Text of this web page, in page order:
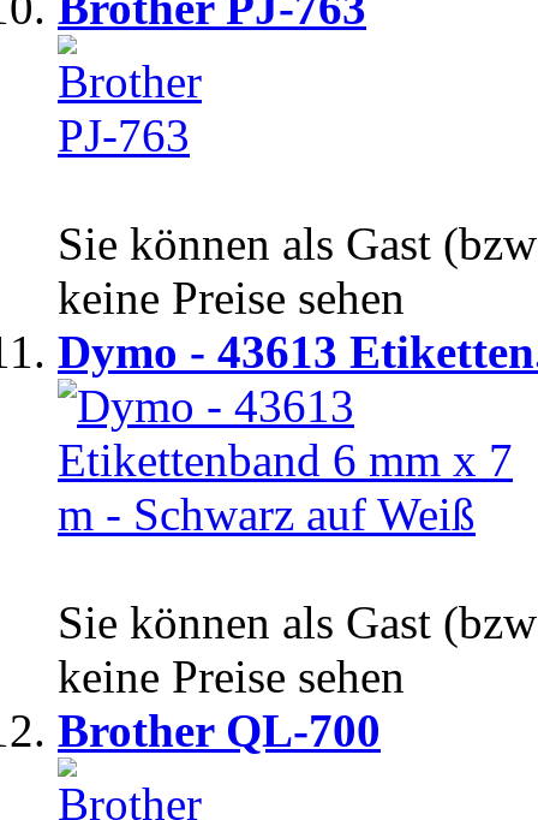
Sie können als Gast
keine Preise sehen
Dymo - 43613
Sie können als Gast
keine Preise sehen
Brother QL-700